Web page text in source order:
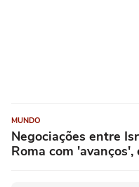
MUNDO
Negociações entre
Roma com 'avanços',